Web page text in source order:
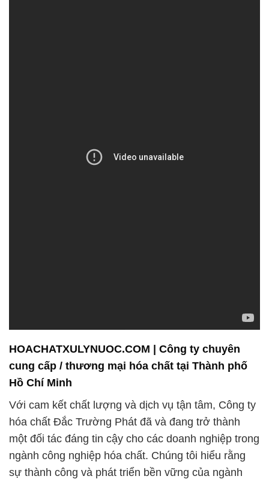
HOACHATXULYNUOC.COM | Công ty chuyên
cung cấp / thương mại hóa chất tại Thành phố
Hồ Chí Minh
Với cam kết chất lượng và dịch vụ tận tâm, Công ty
hóa chất Đắc Trường Phát đã và đang trở thành
một đối tác đáng tin cậy cho các doanh nghiệp trong
ngành công nghiệp hóa chất. Chúng tôi hiểu rằng
sự thành công và phát triển bền vững của ngành